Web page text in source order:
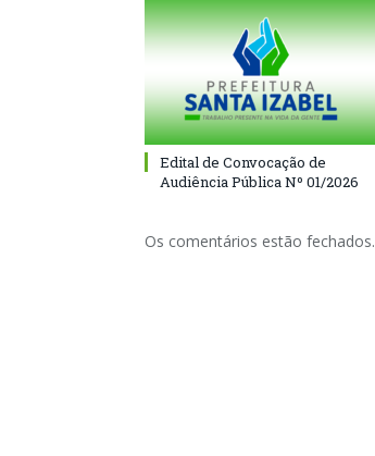
Edital de Convocação de
Audiência Pública Nº 01/2026
Os comentários estão fechados.